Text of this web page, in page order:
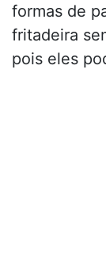
formas de
fritadeira
pois eles